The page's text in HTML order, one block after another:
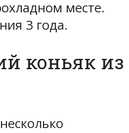
месте.
3 года.
коньяк из